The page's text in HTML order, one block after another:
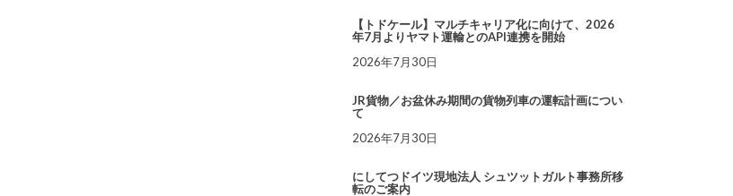
【トドケール】マルチキャリア化に向けて、2026
年7月よりヤマト運輸とのAPI連携を開始
2026年7月30日
JR貨物／お盆休み期間の貨物列車の運転計画につい
て
2026年7月30日
にしてつドイツ現地法人 シュツットガルト事務所移
転のご案内